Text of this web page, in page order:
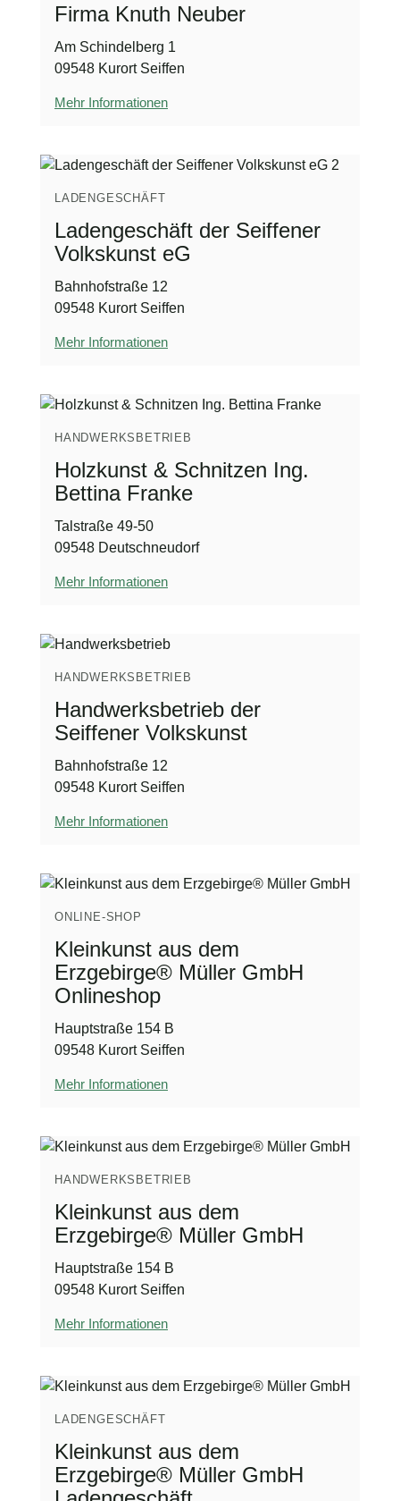
Firma Knuth Neuber
Am Schindelberg 1
09548 Kurort Seiffen
Mehr Informationen
LADENGESCHÄFT
Ladengeschäft der Seiffener
Volkskunst eG
Bahnhofstraße 12
09548 Kurort Seiffen
Mehr Informationen
HANDWERKSBETRIEB
Holzkunst & Schnitzen Ing.
Bettina Franke
Talstraße 49-50
09548 Deutschneudorf
Mehr Informationen
HANDWERKSBETRIEB
Handwerksbetrieb der
Seiffener Volkskunst
Bahnhofstraße 12
09548 Kurort Seiffen
Mehr Informationen
ONLINE-SHOP
Kleinkunst aus dem
Erzgebirge® Müller GmbH
Onlineshop
Hauptstraße 154 B
09548 Kurort Seiffen
Mehr Informationen
HANDWERKSBETRIEB
Kleinkunst aus dem
Erzgebirge® Müller GmbH
Hauptstraße 154 B
09548 Kurort Seiffen
Mehr Informationen
LADENGESCHÄFT
Kleinkunst aus dem
Erzgebirge® Müller GmbH